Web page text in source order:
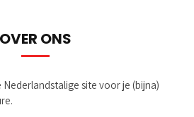
OVER ONS
Nederlandstalige site voor je (bijna)